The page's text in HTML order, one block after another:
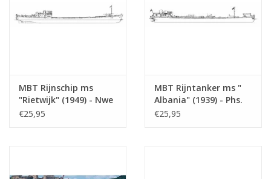
MBT Rijnschip ms
"Rietwijk" (1949) - Nwe
Rijnv. Mij -
€25,95
MBT Rijntanker ms "
Albania" (1939) - Phs.
van Ommeren -
€25,95